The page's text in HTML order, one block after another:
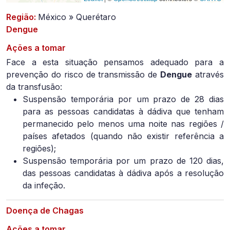
Região: México » Querétaro
Dengue
Ações a tomar
Face a esta situação pensamos adequado para a
prevenção do risco de transmissão de Dengue através
da transfusão:
Suspensão temporária por um prazo de 28 dias
para as pessoas candidatas à dádiva que tenham
permanecido pelo menos uma noite nas regiões /
países afetados (quando não existir referência a
regiões);
Suspensão temporária por um prazo de 120 dias,
das pessoas candidatas à dádiva após a resolução
da infeção.
Doença de Chagas